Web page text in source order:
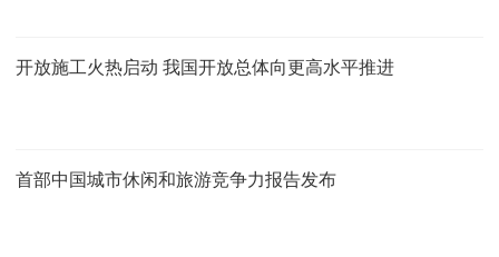
开放施工火热启动 我国开放总体向更高水平推进
首部中国城市休闲和旅游竞争力报告发布